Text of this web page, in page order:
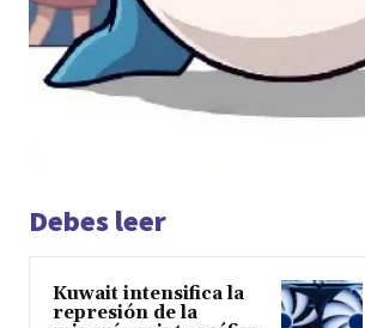
Debes leer
Kuwait intensifica la
represión de la